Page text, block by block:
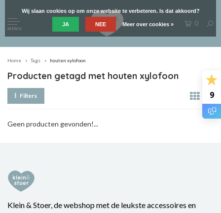
9
MENU
0
Home Tags houten xylofoon
Producten getagd met houten xylofoon
Filters
Geen producten gevonden!...
Klein & Stoer, de webshop met de leukste accessoires en
Wij slaan cookies op om onze website te verbeteren. Is dat akkoord?
JA NEE Meer over cookies »